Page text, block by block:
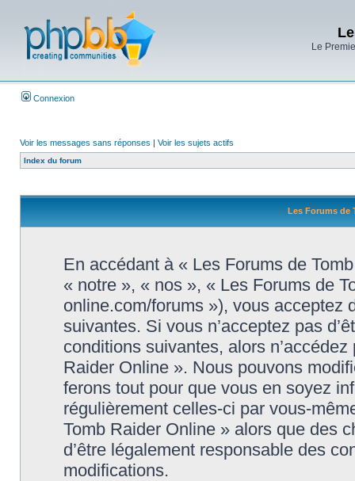
Le
Connexion
Voir les messages sans réponses | Voir les sujets actifs
Index du forum
Les Forums de
En accédant à « Les Forums de
« notre », « nos », « Les Forums de
online.com/forums »), vous acceptez
suivantes. Si vous n’acceptez pas
conditions suivantes, alors
Raider Online ». Nous pouvons
ferons tout pour que vous en soyez
régulièrement celles-ci par vous-
Tomb Raider Online » alors que des
d’être légalement responsable des
modifications.